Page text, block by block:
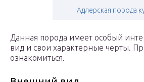
Адлерская порода
Данная порода имеет особый
вид и свои характерные черты.
ознакомиться.